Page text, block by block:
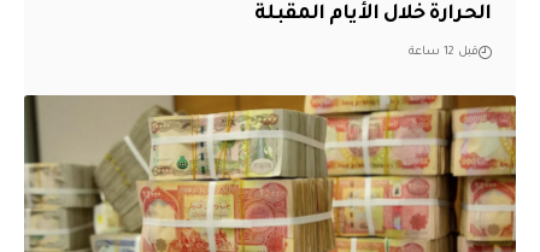
الحرارة خلال الأيام المقبلة
قبل 12 ساعة